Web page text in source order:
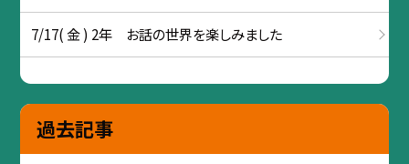
7/17( 金 ) 2年 お話の世界を楽しみました
過去記事